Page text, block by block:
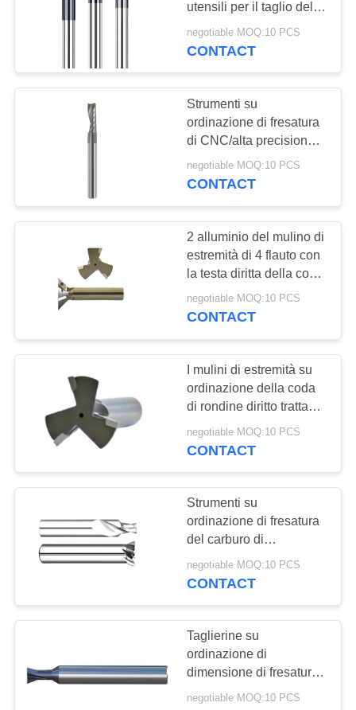
Mulino di estremità
quadrato
mulino di estremità
di CNC
28
Punte di carburo di
13
mulino di estremità
utensili per il taglio del
mulino di estremità
dell'incisione del CFRP
negotiable MOQ:10 PCS
CONTACT
Strumenti su
ordinazione di fresatura
di CNC/alta precisione
dei pezzi di fresatura di
conclusione o flauto di
negotiable MOQ:10 PCS
CONTACT
2 alluminio del mulino di
estremità di 4 flauto con
la testa diritta della coda
di rondine della maniglia
disponibile
negotiable MOQ:10 PCS
CONTACT
I mulini di estremità su
ordinazione della coda
di rondine diritto trattano
il tipo capo per il livello
induriscono l'acciaio
negotiable MOQ:10 PCS
CONTACT
Strumenti su
ordinazione di fresatura
del carburo di
tungsteno/strumenti
della taglierina del
negotiable MOQ:10 PCS
CONTACT
Taglierine su
ordinazione di
dimensione di fresatura
della coda di rondine
negotiable MOQ:10 PCS